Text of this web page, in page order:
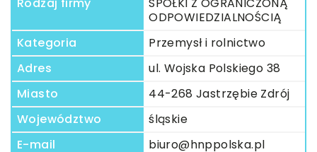
ODPOWIEDZIALNOŚCIĄ
Kategoria
Przemysł i rolnictwo
Adres
ul. Wojska Polskiego 38
Miasto
44-268 Jastrzębie Zdrój
Województwo
śląskie
E-mail
biuro@hnppolska.pl